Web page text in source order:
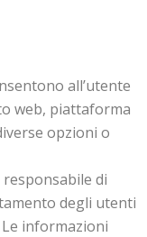
all’utente
web, piattaforma
opzioni o
di
degli utenti
informazioni